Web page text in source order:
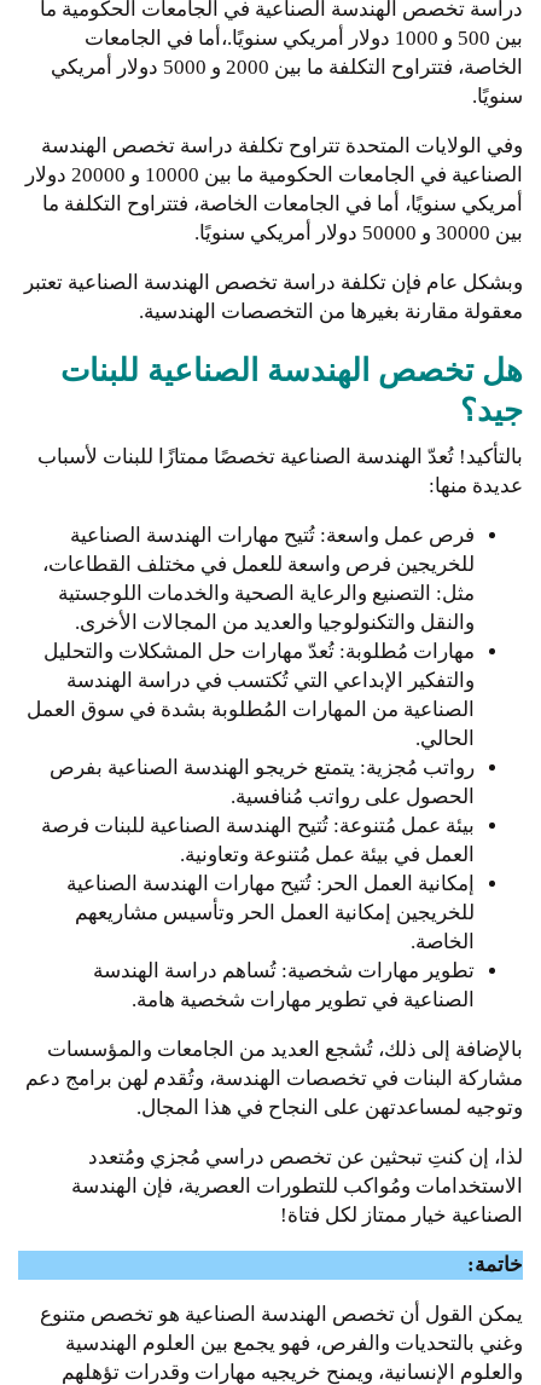
دراسة تخصص الهندسة الصناعية في الجامعات الحكومية ما
بين 500 و 1000 دولار أمريكي سنويًا.،أما في الجامعات
الخاصة، فتتراوح التكلفة ما بين 2000 و 5000 دولار أمريكي
سنويًا.
وفي الولايات المتحدة تتراوح تكلفة دراسة تخصص الهندسة
الصناعية في الجامعات الحكومية ما بين 10000 و 20000 دولار
أمريكي سنويًا، أما في الجامعات الخاصة، فتتراوح التكلفة ما
بين 30000 و 50000 دولار أمريكي سنويًا.
وبشكل عام فإن تكلفة دراسة تخصص الهندسة الصناعية تعتبر
معقولة مقارنة بغيرها من التخصصات الهندسية.
هل تخصص الهندسة الصناعية للبنات
جيد؟
بالتأكيد! تُعدّ الهندسة الصناعية تخصصًا ممتازًا للبنات لأسباب
عديدة منها:
فرص عمل واسعة: تُتيح مهارات الهندسة الصناعية
للخريجين فرص واسعة للعمل في مختلف القطاعات،
مثل: التصنيع والرعاية الصحية والخدمات اللوجستية
والنقل والتكنولوجيا والعديد من المجالات الأخرى.
مهارات مُطلوبة: تُعدّ مهارات حل المشكلات والتحليل
والتفكير الإبداعي التي تُكتسب في دراسة الهندسة
الصناعية من المهارات المُطلوبة بشدة في سوق العمل
الحالي.
رواتب مُجزية: يتمتع خريجو الهندسة الصناعية بفرص
الحصول على رواتب مُنافسية.
بيئة عمل مُتنوعة: تُتيح الهندسة الصناعية للبنات فرصة
العمل في بيئة عمل مُتنوعة وتعاونية.
إمكانية العمل الحر: تُتيح مهارات الهندسة الصناعية
للخريجين إمكانية العمل الحر وتأسيس مشاريعهم
الخاصة.
تطوير مهارات شخصية: تُساهم دراسة الهندسة
الصناعية في تطوير مهارات شخصية هامة.
بالإضافة إلى ذلك، تُشجع العديد من الجامعات والمؤسسات
مشاركة البنات في تخصصات الهندسة، وتُقدم لهن برامج دعم
وتوجيه لمساعدتهن على النجاح في هذا المجال.
لذا، إن كنتِ تبحثين عن تخصص دراسي مُجزي ومُتعدد
الاستخدامات ومُواكب للتطورات العصرية، فإن الهندسة
الصناعية خيار ممتاز لكل فتاة!
خاتمة:
يمكن القول أن تخصص الهندسة الصناعية هو تخصص متنوع
وغني بالتحديات والفرص، فهو يجمع بين العلوم الهندسية
والعلوم الإنسانية، ويمنح خريجيه مهارات وقدرات تؤهلهم